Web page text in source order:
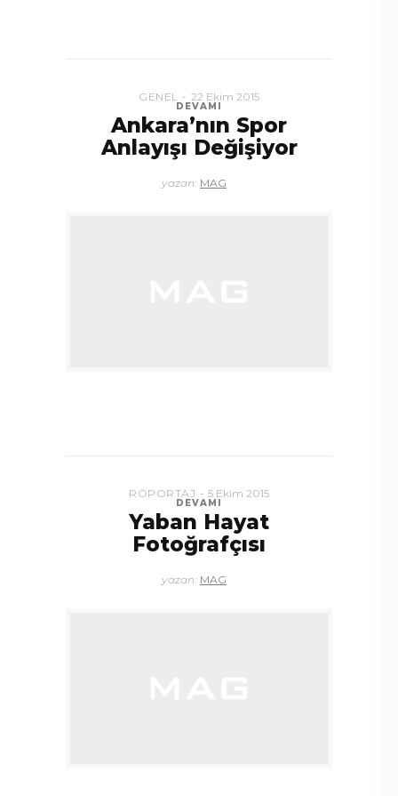
DEVAMI
GENEL 22 Ekim 2015
Ankara’nın Spor
Anlayışı Değişiyor
yazan: MAG
DEVAMI
RÖPORTAJ 5 Ekim 2015
Yaban Hayat
Fotoğrafçısı
yazan: MAG